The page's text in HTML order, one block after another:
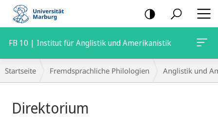
Mobile-
Navigation
FB 10 | Institut für Anglistik und Amerikanistik
Breadcrumb-
Navigation
Startseite Fremdsprachliche Philologien Anglistik und
Direktorium